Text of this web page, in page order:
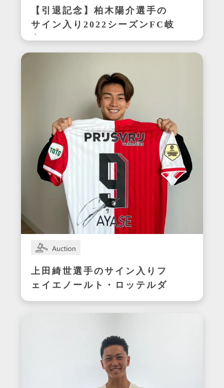
【引退記念】柏木陽介選手の
サイン入り2022シーズンFC岐
阜ユニフォーム
上田綺世選手のサイン入りフ
ェイエノールト・ロッテルダ
ムユニフォーム